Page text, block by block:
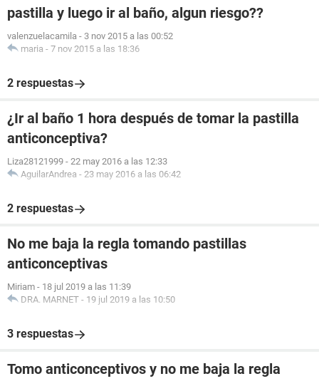
pastilla y luego ir al baño, algun riesgo??
valenzuelacamila - 3 nov 2015 a las 00:52
maria - 7 nov 2015 a las 18:36
2 respuestas
¿Ir al baño 1 hora después de tomar la pastilla
anticonceptiva?
Liza28121999 - 22 may 2016 a las 12:33
AguilarAndrea - 23 may 2016 a las 06:42
2 respuestas
No me baja la regla tomando pastillas
anticonceptivas
Miriam - 18 jul 2019 a las 11:39
DRA. MARNET - 19 jul 2019 a las 10:50
3 respuestas
Tomo anticonceptivos y no me baja la regla